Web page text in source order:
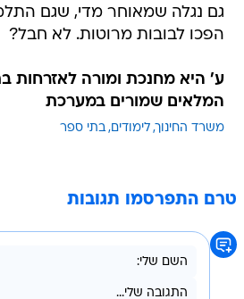
גם נגלה שמאוחר מדי, שגם
הפכו לבובות מרוטות. לא חבל?
ע' היא מחנכת ומורה לאזרחות
המלאים שמורים במערכת
משרד החינוך לימודים בתי ספר
טרם התפרסמו תגובות